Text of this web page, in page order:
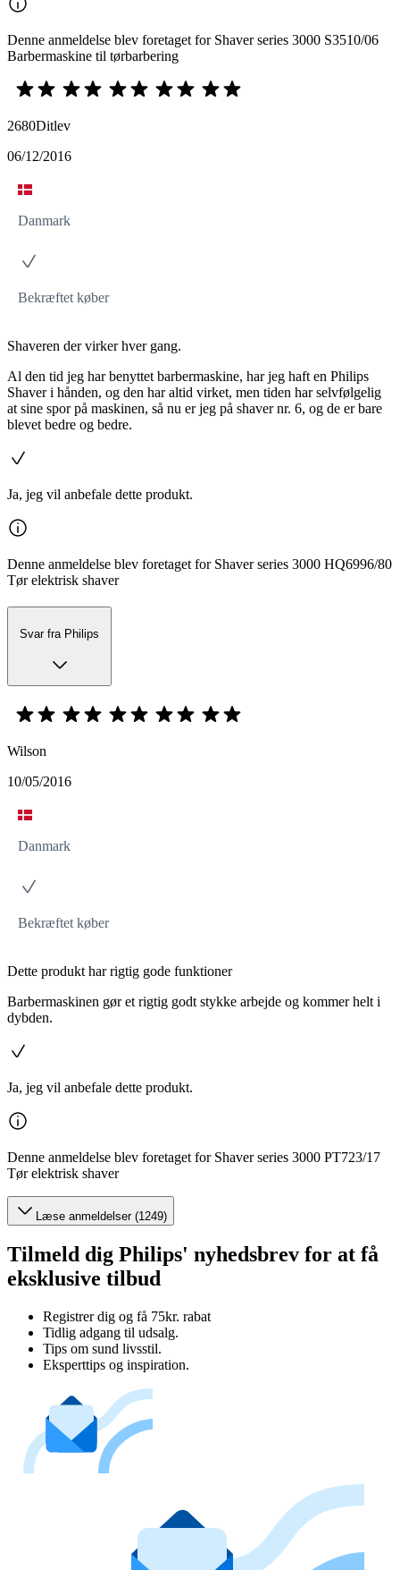
Denne anmeldelse blev foretaget for Shaver series 3000 S3510/06
Barbermaskine til tørbarbering
2680Ditlev
06/12/2016
Danmark
Bekræftet køber
Shaveren der virker hver gang.
Al den tid jeg har benyttet barbermaskine, har jeg haft en Philips
Shaver i hånden, og den har altid virket, men tiden har selvfølgelig
at sine spor på maskinen, så nu er jeg på shaver nr. 6, og de er bare
blevet bedre og bedre.
Ja, jeg vil anbefale dette produkt.
Denne anmeldelse blev foretaget for Shaver series 3000 HQ6996/80
Tør elektrisk shaver
Svar fra Philips
Wilson
10/05/2016
Danmark
Bekræftet køber
Dette produkt har rigtig gode funktioner
Barbermaskinen gør et rigtig godt stykke arbejde og kommer helt i
dybden.
Ja, jeg vil anbefale dette produkt.
Denne anmeldelse blev foretaget for Shaver series 3000 PT723/17
Tør elektrisk shaver
Læse anmeldelser (1249)
Tilmeld dig Philips' nyhedsbrev for at få
eksklusive tilbud
Registrer dig og få 75kr. rabat
Tidlig adgang til udsalg.
Tips om sund livsstil.
Eksperttips og inspiration.